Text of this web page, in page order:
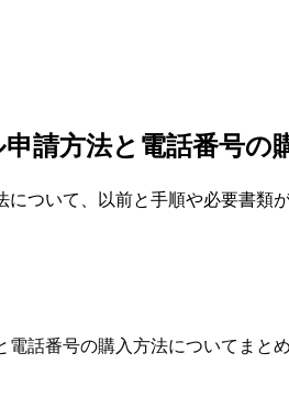
請方法と電話番号の
ついて、以前と手順や必要書類
話番号の購入方法についてまとめ